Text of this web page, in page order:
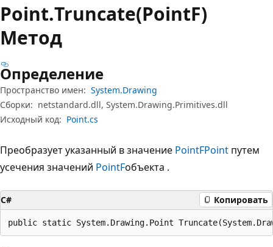
Point.Truncate(PointF)
Метод
Определение
Пространство имен: System.Drawing
Сборки: netstandard.dll, System.Drawing.Primitives.dll
Исходный код: Point.cs
Преобразует указанный в значение PointFPoint путем
усечения значений PointFобъекта .
C# Копировать
public static System.Drawing.Point